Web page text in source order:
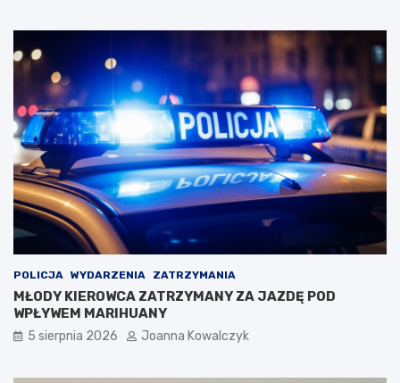
POLICJA WYDARZENIA ZATRZYMANIA
MŁODY KIEROWCA ZATRZYMANY ZA JAZDĘ POD
WPŁYWEM MARIHUANY
5 sierpnia 2026 Joanna Kowalczyk